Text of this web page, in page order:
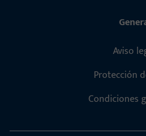
Aviso
Protección
Condiciones